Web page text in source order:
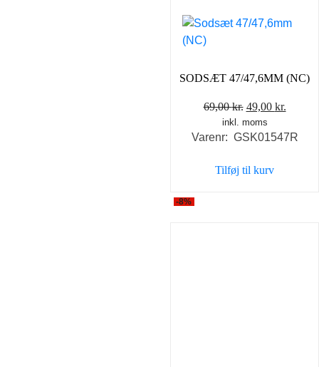
SODSÆT 47/47,6MM (NC)
69,00kr. Den
oprindelige
pris
69,00 kr..
49,00 kr.
pris
inkl. moms
Varenr: GSK01547R
Tilføj til kurv
-8%